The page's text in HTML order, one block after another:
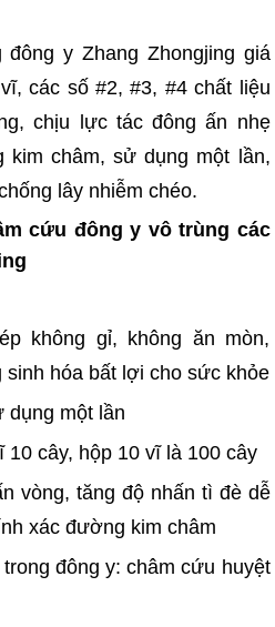
y Zhang Zhongjing giá
các số #2, #3, #4 chất liệu
chịu lực tác đông ấn nhẹ
kim châm, sử dụng một lần,
lây nhiễm chéo.
cứu đông y vô trùng các
không gỉ, không ăn mòn,
sinh hóa bất lợi cho sức khỏe
dụng một lần
cây, hộp 10 vĩ là 100 cây
vòng, tăng độ nhấn tì đè dễ
xác đường kim châm
đông y: châm cứu huyệt